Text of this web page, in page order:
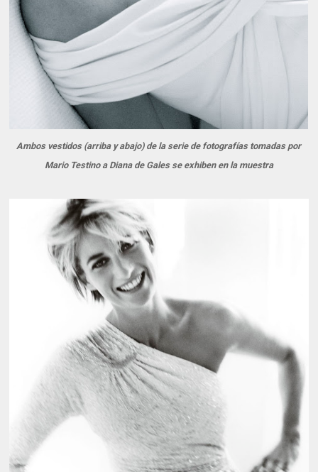
Ambos vestidos (arriba y abajo) de la serie de fotografías tomadas por
Mario Testino a Diana de Gales se exhiben en la muestra